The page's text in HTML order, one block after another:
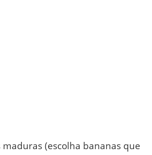
maduras (escolha bananas que